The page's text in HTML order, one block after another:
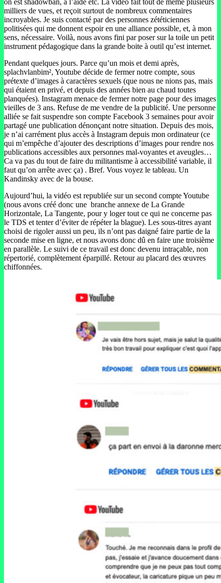
on est shadowban, à l’aide etc. La vidéo fait tout de même plusieurs
milliers de vues, et reçoit surtout de nombreux commentaires
incroyables. Je suis contacté par des personnes zététiciennes
politisées qui me donnent espoir en une alliance possible, et, à mon
sens, nécessaire. Voilà, nous avons fini par poser sur la toile un petit
instrument pédagogique dans la grande boite à outil qu’est internet.
Pendant quelques jours. Parce qu’un mois et demi après,
splachvlanbim², Youtube décide de fermer notre compte, sous
prétexte d’images à caractères sexuels (que nous ne nions pas, mais
qui étaient en privé, et depuis des années bien au chaud toutes
planquées). Instagram menace de fermer notre page pour des images
vieilles de 3 ans. Refuse de me vendre de la publicité. Une personne
alliée se fait suspendre son compte Facebook 3 semaines pour avoir
partagé une publication dénonçant notre situation. Depuis des mois,
je n’ai carrément plus accès à Instagram depuis mon ordinateur (ce
qui m’empêche d’ajouter des descriptions d’images pour rendre nos
publications accessibles aux personnes mal-voyantes et aveugles…
Ca va pas du tout de faire du militantisme à accessibilité variable, il
faut qu’on arrête avec ça) . Bref. Vous voyez le tableau. Un
Kandinsky avec de la bouse.
Aujourd’hui, la vidéo est republiée sur un second compte Youtube
(nous avons créé donc une branche annexe de La Grande
Horizontale, La Tangente, pour y loger tout ce qui ne concerne pas
le TDS et tenter d’éviter de répéter la blague). Les sous-titres ayant
choisi de rigoler aussi un peu, ils n’ont pas daigné faire partie de la
seconde mise en ligne, et nous avons donc dû en faire une troisième
en parallèle. Le suivi de ce travail est donc devenu intraçable, non
répertorié, complètement éparpillé. Retour au placard des œuvres
chiffonnées.